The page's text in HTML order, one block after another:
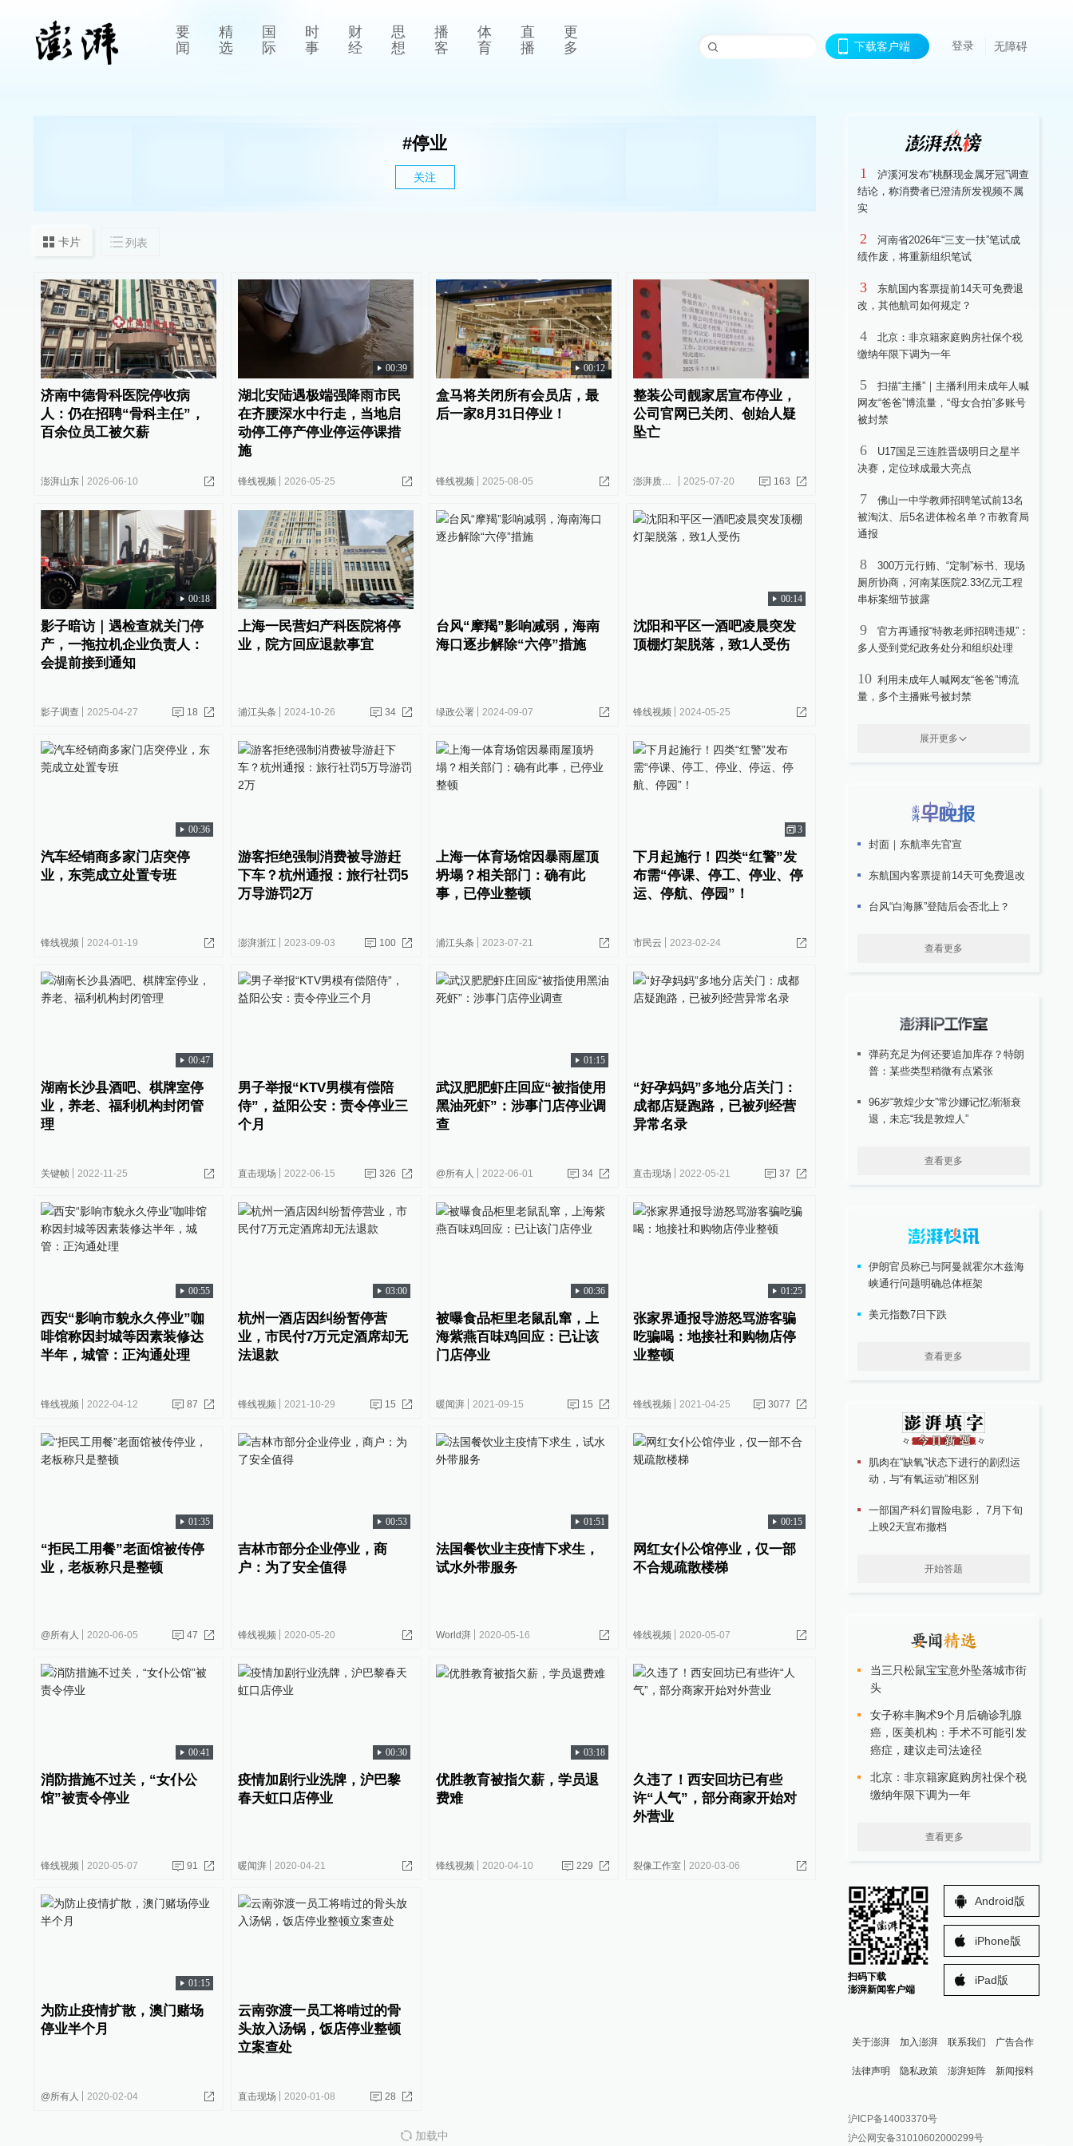
要
闻
精
选
国
际
时
事
财
经
思
想
播
客
体
育
直
播
更
多
下载客户端 登录 无障碍
#停业
关注
卡片 列表
济南中德骨科医院停收病
人：仍在招聘“骨科主任”，
百余位员工被欠薪
澎湃山东 2026-06-10
00:39
湖北安陆遇极端强降雨市民
在齐腰深水中行走，当地启
动停工停产停业停运停课措
施
锋线视频 2026-05-25
00:12
盒马将关闭所有会员店，最
后一家8月31日停业！
锋线视频 2025-08-05
整装公司靓家居宣布停业，
公司官网已关闭、创始人疑
坠亡
澎湃质量观 2025-07-20 163
00:18
影子暗访｜遇检查就关门停
产，一拖拉机企业负责人：
会提前接到通知
影子调查 2025-04-27 18
上海一民营妇产科医院将停
业，院方回应退款事宜
浦江头条 2024-10-26 34
台风“摩羯”影响减弱，海南
海口逐步解除“六停”措施
绿政公署 2024-09-07
00:14
沈阳和平区一酒吧凌晨突发
顶棚灯架脱落，致1人受伤
锋线视频 2024-05-25
00:36
汽车经销商多家门店突停
业，东莞成立处置专班
锋线视频 2024-01-19
游客拒绝强制消费被导游赶
下车？杭州通报：旅行社罚5
万导游罚2万
澎湃浙江 2023-09-03 100
上海一体育场馆因暴雨屋顶
坍塌？相关部门：确有此
事，已停业整顿
浦江头条 2023-07-21
3
下月起施行！四类“红警”发
布需“停课、停工、停业、停
运、停航、停园”！
市民云 2023-02-24
00:47
湖南长沙县酒吧、棋牌室停
业，养老、福利机构封闭管
理
关键帧 2022-11-25
男子举报“KTV男模有偿陪
侍”，益阳公安：责令停业三
个月
直击现场 2022-06-15 326
01:15
武汉肥肥虾庄回应“被指使用
黑油死虾”：涉事门店停业调
查
@所有人 2022-06-01 34
“好孕妈妈”多地分店关门：
成都店疑跑路，已被列经营
异常名录
直击现场 2022-05-21 37
00:55
西安“影响市貌永久停业”咖
啡馆称因封城等因素装修达
半年，城管：正沟通处理
锋线视频 2022-04-12 87
03:00
杭州一酒店因纠纷暂停营
业，市民付7万元定酒席却无
法退款
锋线视频 2021-10-29 15
00:36
被曝食品柜里老鼠乱窜，上
海紫燕百味鸡回应：已让该
门店停业
暖闻湃 2021-09-15 15
01:25
张家界通报导游怒骂游客骗
吃骗喝：地接社和购物店停
业整顿
锋线视频 2021-04-25 3077
01:35
“拒民工用餐”老面馆被传停
业，老板称只是整顿
@所有人 2020-06-05 47
00:53
吉林市部分企业停业，商
户：为了安全值得
锋线视频 2020-05-20
01:51
法国餐饮业主疫情下求生，
试水外带服务
World湃 2020-05-16
00:15
网红女仆公馆停业，仅一部
不合规疏散楼梯
锋线视频 2020-05-07
00:41
消防措施不过关，“女仆公
馆”被责令停业
锋线视频 2020-05-07 91
00:30
疫情加剧行业洗牌，沪巴黎
春天虹口店停业
暖闻湃 2020-04-21
03:18
优胜教育被指欠薪，学员退
费难
锋线视频 2020-04-10 229
久违了！西安回坊已有些
许“人气”，部分商家开始对
外营业
裂像工作室 2020-03-06
01:15
为防止疫情扩散，澳门赌场
停业半个月
@所有人 2020-02-04
云南弥渡一员工将啃过的骨
头放入汤锅，饭店停业整顿
立案查处
直击现场 2020-01-08 28
加载中
1
泸溪河发布“桃酥现金属牙冠”调查
结论，称消费者已澄清所发视频不属
实
2
河南省2026年“三支一扶”笔试成
绩作废，将重新组织笔试
3
东航国内客票提前14天可免费退
改，其他航司如何规定？
4
北京：非京籍家庭购房社保个税
缴纳年限下调为一年
5
扫描“主播”｜主播利用未成年人喊
网友“爸爸”博流量，“母女合拍”多账号
被封禁
6
U17国足三连胜晋级明日之星半
决赛，定位球成最大亮点
7
佛山一中学教师招聘笔试前13名
被淘汰、后5名进体检名单？市教育局
通报
8
300万元行贿、“定制”标书、现场
厕所协商，河南某医院2.33亿元工程
串标案细节披露
9
官方再通报“特教老师招聘违规”：
多人受到党纪政务处分和组织处理
10 利用未成年人喊网友“爸爸”博流
量，多个主播账号被封禁
展开更多
封面｜东航率先官宣
东航国内客票提前14天可免费退改
台风“白海豚”登陆后会否北上？
查看更多
弹药充足为何还要追加库存？特朗
普：某些类型稍微有点紧张
96岁“敦煌少女”常沙娜记忆渐渐衰
退，未忘“我是敦煌人”
查看更多
伊朗官员称已与阿曼就霍尔木兹海
峡通行问题明确总体框架
美元指数7日下跌
查看更多
肌肉在“缺氧”状态下进行的剧烈运
动，与“有氧运动”相区别
一部国产科幻冒险电影， 7月下旬
上映2天宣布撤档
开始答题
当三只松鼠宝宝意外坠落城市街
头
女子称丰胸术9个月后确诊乳腺
癌，医美机构：手术不可能引发
癌症，建议走司法途径
北京：非京籍家庭购房社保个税
缴纳年限下调为一年
查看更多
扫码下载
澎湃新闻客户端
Android版
iPhone版
iPad版
关于澎湃 加入澎湃 联系我们 广告合作
法律声明 隐私政策 澎湃矩阵
澎湃新闻公众号
新闻报料
报料邮箱: news@thepaper.cn
沪ICP备14003370号
沪公网安备31010602000299号